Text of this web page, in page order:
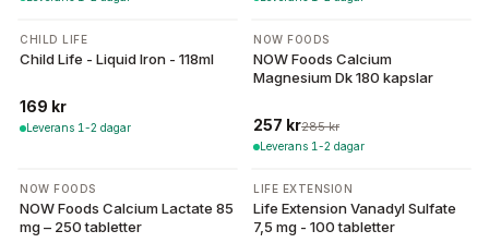
CHILD LIFE
Child Life - Liquid Iron - 118ml
169 kr
Leverans 1-2 dagar
-10%
NOW FOODS
NOW Foods Calcium
Magnesium Dk 180 kapslar
257 kr285 kr
Leverans 1-2 dagar
-10%
NOW FOODS
NOW Foods Calcium Lactate 85
mg – 250 tabletter
-10%
LIFE EXTENSION
Life Extension Vanadyl Sulfate
7,5 mg - 100 tabletter